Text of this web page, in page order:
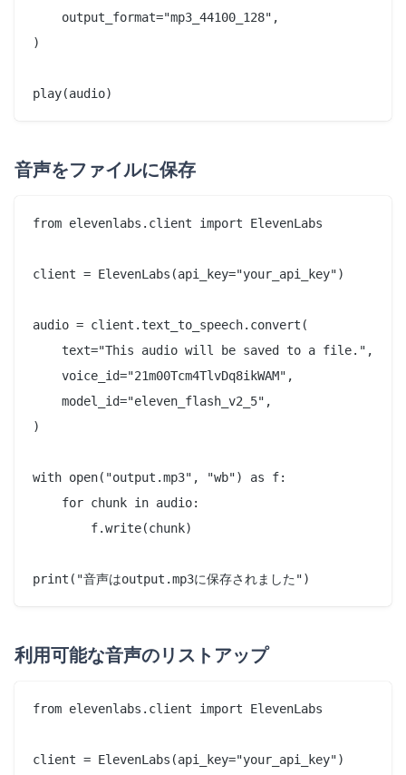
    output_format="mp3_44100_128",
)
音声をファイルに保存
from elevenlabs.client import ElevenLabs
client = ElevenLabs(api_key="your_api_key")
audio = client.text_to_speech.convert(
    text="This audio will be saved to a file.",
    voice_id="21m00Tcm4TlvDq8ikWAM",
    model_id="eleven_flash_v2_5",
)
with open("output.mp3", "wb") as f:
    for chunk in audio:
        f.write(chunk)
利用可能な音声のリストアップ
from elevenlabs.client import ElevenLabs
client = ElevenLabs(api_key="your_api_key")